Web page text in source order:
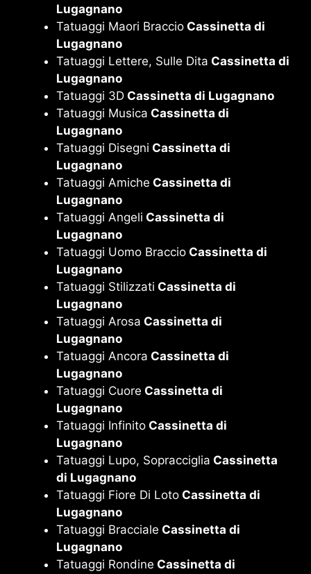
Lugagnano
Tatuaggi Maori Braccio Cassinetta di
Lugagnano
Tatuaggi Lettere, Sulle Dita Cassinetta di
Lugagnano
Tatuaggi 3D Cassinetta di Lugagnano
Tatuaggi Musica Cassinetta di
Lugagnano
Tatuaggi Disegni Cassinetta di
Lugagnano
Tatuaggi Amiche Cassinetta di
Lugagnano
Tatuaggi Angeli Cassinetta di
Lugagnano
Tatuaggi Uomo Braccio Cassinetta di
Lugagnano
Tatuaggi Stilizzati Cassinetta di
Lugagnano
Tatuaggi Arosa Cassinetta di
Lugagnano
Tatuaggi Ancora Cassinetta di
Lugagnano
Tatuaggi Cuore Cassinetta di
Lugagnano
Tatuaggi Infinito Cassinetta di
Lugagnano
Tatuaggi Lupo, Sopracciglia Cassinetta
di Lugagnano
Tatuaggi Fiore Di Loto Cassinetta di
Lugagnano
Tatuaggi Bracciale Cassinetta di
Lugagnano
Tatuaggi Rondine Cassinetta di